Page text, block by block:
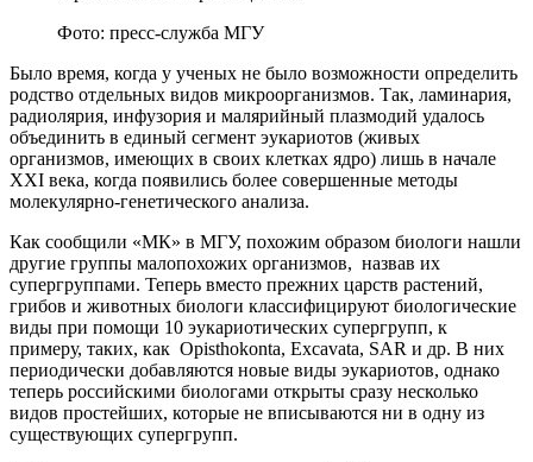
Фото: пресс-служба МГУ
Было время, когда у ученых не было возможности определить
родство отдельных видов микроорганизмов. Так, ламинария,
радиолярия, инфузория и малярийный плазмодий удалось
объединить в единый сегмент эукариотов (живых
организмов, имеющих в своих клетках ядро) лишь в начале
XXI века, когда появились более совершенные методы
молекулярно-генетического анализа.
Как сообщили «МК» в МГУ, похожим образом биологи нашли
другие группы малопохожих организмов, назвав их
супергруппами. Теперь вместо прежних царств растений,
грибов и животных биологи классифицируют биологические
виды при помощи 10 эукариотических супергрупп, к
примеру, таких, как Opisthokonta, Excavata, SAR и др. В них
периодически добавляются новые виды эукариотов, однако
теперь российскими биологами открыты сразу несколько
видов простейших, которые не вписываются ни в одну из
существующих супергрупп.